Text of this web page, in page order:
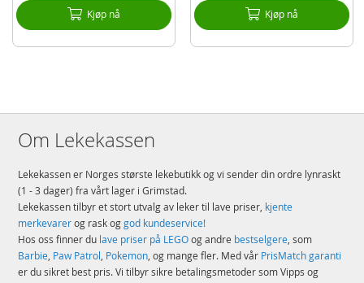
Kjøp nå Kjøp nå
Om Lekekassen
Lekekassen er Norges største lekebutikk og vi sender din ordre lynraskt
(1 - 3 dager) fra vårt lager i Grimstad.
Lekekassen tilbyr et stort utvalg av leker til lave priser, kjente
merkevarerog rask oggod kundeservice!
Hos oss finner du lave priser på LEGOog andre bestselgere, som
Barbie, Paw Patrol, Pokemon, og mange fler. Med vår PrisMatch garanti
er du sikret best pris. Vi tilbyr sikre betalingsmetoder som Vipps og